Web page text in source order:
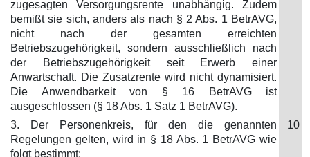
zugesagten Versorgungsrente unabhängig. Zudem
bemißt sie sich, anders als nach § 2 Abs. 1 BetrAVG,
nicht nach der gesamten erreichten
Betriebszugehörigkeit, sondern ausschließlich nach
der Betriebszugehörigkeit seit Erwerb einer
Anwartschaft. Die Zusatzrente wird nicht dynamisiert.
Die Anwendbarkeit von § 16 BetrAVG ist
ausgeschlossen (§ 18 Abs. 1 Satz 1 BetrAVG).
3. Der Personenkreis, für den die genannten
Regelungen gelten, wird in § 18 Abs. 1 BetrAVG wie
folgt bestimmt:
10